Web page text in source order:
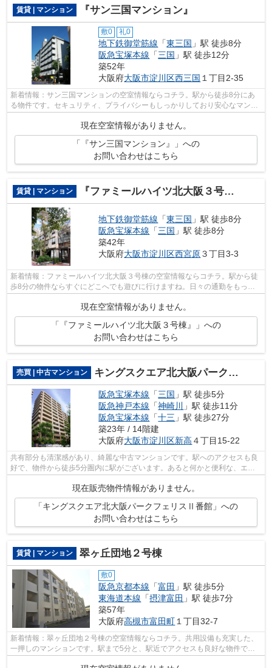
賃貸 | マンション 『サン三国マンション』
敷0 礼0
地下鉄御堂筋線 「東三国 」駅 徒歩8分
阪急宝塚本線 「三国 」駅 徒歩12分
築52年
大阪府大阪市淀川区西三国 １丁目2-35
新着情報：サン三国マンションの空室情報ならコチラ。駅から徒歩8分にあ
る物件です。セキュリティ、プライバシーもしっかりしており安心なマンシ
現在空室情報がありません。
「『サン三国マンション』」への
お問い合わせはこちら
賃貸 | マンション 『ファミールハイツ北大阪３号棟』
地下鉄御堂筋線 「東三国 」駅 徒歩8分
阪急宝塚本線 「三国 」駅 徒歩8分
築42年
大阪府大阪市淀川区西宮原３丁目3-3
新着情報：ファミールハイツ北大阪３号棟の空室情報ならコチラ。駅から徒
歩8分の物件ならすぐにどこへでも遊びに行けますね。日々の通勤をもっと
快適なものにする、2駅利用可能な物件...
現在空室情報がありません。
「『ファミールハイツ北大阪３号棟』」への
お問い合わせはこちら
売買 | 中古マンション キングスクエア北大阪パークフェリスⅡ番館
阪急宝塚本線 「三国 」駅 徒歩5分
阪急神戸本線 「神崎川
」駅 徒歩11分
阪急宝塚本線 「十三 」駅 徒歩27分
築23年 / 14階建
大阪府大阪市淀川区新高 ４丁目15-22
共有部分も清潔感があり、綺麗な中古マンションです。駅へのアクセスも良
好で、物件から徒歩5分圏内に駅がございます。あると何かと便利な、エレ
ベーターのある物件となっています。大...
現在販売物件情報がありません。
「キングスクエア北大阪パークフェリスⅡ番館」への
お問い合わせはこちら
賃貸 | マンション 翠ヶ丘団地２号棟
敷0
阪急京都本線 「富田 」駅 徒歩5分
東海道本線 「摂津富田 」駅 徒歩7分
築57年
大阪府高槻市富田町１丁目32-7
新着情報：翠ヶ丘団地２号棟の空室情報ならコチラ。共用設備も充実した、
一押しのマンションです。駅まで5分と、駅近でアクセスも良好な物件で